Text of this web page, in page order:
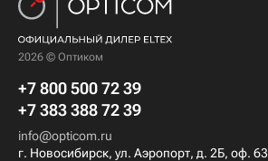
2026 © Оптиком
+7 800 500 72 39
+7 383 388 72 39
info@opticom.ru
г. Новосибирск, ул. Аэропорт, д. 2Б, оф. 63